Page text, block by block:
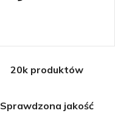
20k produktów
Sprawdzona jakość